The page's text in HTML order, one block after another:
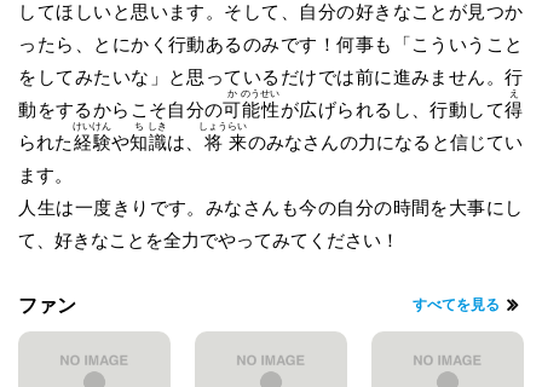
してほしいと思います。そして、自分の好きなことが見つか
ったら、とにかく行動あるのみです！何事も「こういうこと
をしてみたいな」と思っているだけでは前に進みません。行
動をするからこそ自分の可
か
能
のう
性
せい
が広げられるし、行動して得
え
られた経
けい
験
けん
や知
ち
識
しき
は、 将
しょう
来
らい
のみなさんの力になると信じてい
ます。
人生は一度きりです。みなさんも今の自分の時間を大事にし
て、好きなことを全力でやってみてください！
ファン すべてを見る